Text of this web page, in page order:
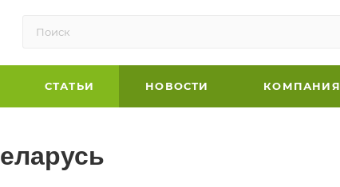
СТАТЬИ НОВОСТИ КОМПАНИЯ